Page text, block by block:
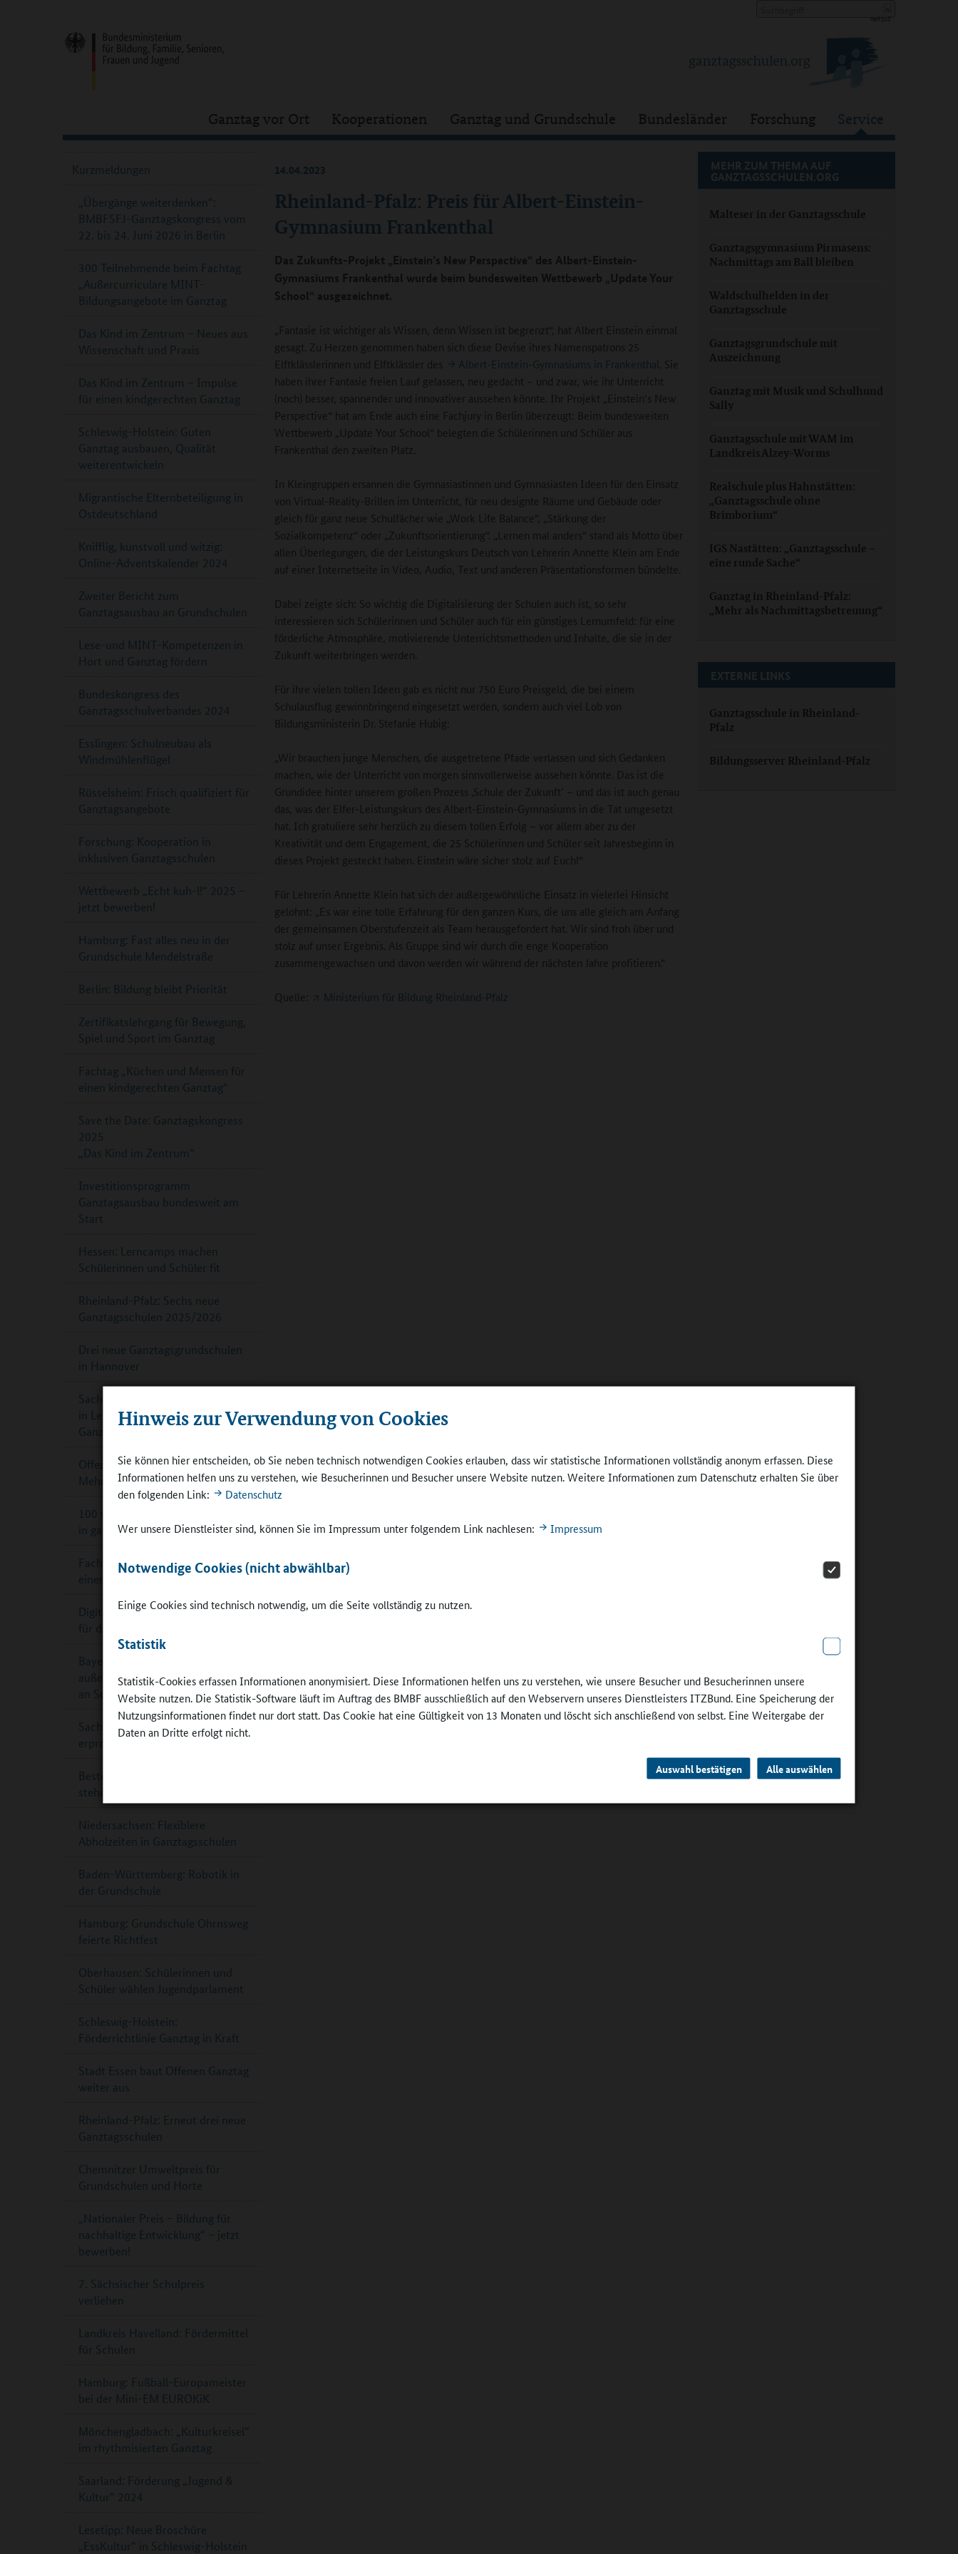
Hinweis zur Verwendung von Cookies
Sie können hier entscheiden, ob Sie neben technisch notwendigen Cookies erlauben, dass wir statistische Informationen vollständig anonym erfassen. Diese
Informationen helfen uns zu verstehen, wie Besucherinnen und Besucher unsere Website nutzen. Weitere Informationen zum Datenschutz erhalten Sie über
den folgenden Link:
Datenschutz
Wer unsere Dienstleister sind, können Sie im Impressum unter folgendem Link nachlesen: Impressum
Notwendige Cookies (nicht abwählbar)
Einige Cookies sind technisch notwendig, um die Seite vollständig zu nutzen.
Statistik
Statistik-Cookies erfassen Informationen anonymisiert. Diese Informationen helfen uns zu verstehen, wie unsere Besucher und Besucherinnen unsere
Website nutzen. Die Statistik-Software läuft im Auftrag des BMBF ausschließlich auf den Webservern unseres Dienstleisters ITZBund. Eine Speicherung der
Nutzungsinformationen findet nur dort statt. Das Cookie hat eine Gültigkeit von 13 Monaten und löscht sich anschließend von selbst. Eine Weitergabe der
Daten an Dritte erfolgt nicht.
Auswahl bestätigen Alle auswählen
Ganztag vor Ort Kooperationen Ganztag und Grundschule Bundesländer Forschung Service
Rheinland-Pfalz: Preis für Albert-Einstein-
Gymnasium Frankenthal
14.04.2023
Das Zukunfts-Projekt „Einstein’s New Perspective“ des Albert-Einstein-
Gymnasiums Frankenthal wurde beim bundesweiten Wettbewerb „Update Your
School“ ausgezeichnet.
„Fantasie ist wichtiger als Wissen, denn Wissen ist begrenzt“, hat Albert Einstein einmal
gesagt. Zu Herzen genommen haben sich diese Devise ihres Namenspatrons 25
Elftklässlerinnen und Elftklässler des
Albert-Einstein-Gymnasiums in Frankenthal
. Sie
haben ihrer Fantasie freien Lauf gelassen, neu gedacht – und zwar, wie ihr Unterricht
(noch) besser, spannender und innovativer aussehen könnte. Ihr Projekt „Einstein’s New
Perspective“ hat am Ende auch eine Fachjury in Berlin überzeugt: Beim bundesweiten
Wettbewerb „Update Your School“ belegten die Schülerinnen und Schüler aus
Frankenthal den zweiten Platz.
In Kleingruppen ersannen die Gymnasiastinnen und Gymnasiasten Ideen für den Einsatz
von Virtual-Reality-Brillen im Unterricht, für neu designte Räume und Gebäude oder
gleich für ganz neue Schulfächer wie „Work Life Balance“, „Stärkung der
Sozialkompetenz“ oder „Zukunftsorientierung“. „Lernen mal anders“ stand als Motto über
allen Überlegungen, die der Leistungskurs Deutsch von Lehrerin Annette Klein am Ende
auf einer Internetseite in Video, Audio, Text und anderen Präsentationsformen bündelte.
Dabei zeigte sich: So wichtig die Digitalisierung der Schulen auch ist, so sehr
interessieren sich Schülerinnen und Schüler auch für ein günstiges Lernumfeld: für eine
förderliche Atmosphäre, motivierende Unterrichtsmethoden und Inhalte, die sie in der
Zukunft weiterbringen werden.
Für ihre vielen tollen Ideen gab es nicht nur 750 Euro Preisgeld, die bei einem
Schulausflug gewinnbringend eingesetzt werden, sondern auch viel Lob von
Bildungsministerin Dr. Stefanie Hubig:
„Wir brauchen junge Menschen, die ausgetretene Pfade verlassen und sich Gedanken
machen, wie der Unterricht von morgen sinnvollerweise aussehen könnte. Das ist die
Grundidee hinter unserem großen Prozess ‚Schule der Zukunft’ – und das ist auch genau
das, was der Elfer-Leistungskurs des Albert-Einstein-Gymnasiums in die Tat umgesetzt
hat. Ich gratuliere sehr herzlich zu diesem tollen Erfolg – vor allem aber zu der
Kreativität und dem Engagement, die 25 Schülerinnen und Schüler seit Jahresbeginn in
dieses Projekt gesteckt haben. Einstein wäre sicher stolz auf Euch!“
Für Lehrerin Annette Klein hat sich der außergewöhnliche Einsatz in vielerlei Hinsicht
gelohnt: „Es war eine tolle Erfahrung für den ganzen Kurs, die uns alle gleich am Anfang
der gemeinsamen Oberstufenzeit als Team herausgefordert hat. Wir sind froh über und
stolz auf unser Ergebnis. Als Gruppe sind wir durch die enge Kooperation
zusammengewachsen und davon werden wir während der nächsten Jahre profitieren.“
Quelle: Ministerium für Bildung Rheinland-Pfalz
MEHR ZUM THEMA AUF
GANZTAGSSCHULEN.ORG
Malteser in der Ganztagsschule
Ganztagsgymnasium Pirmasens:
Nachmittags am Ball bleiben
Waldschulhelden in der
Ganztagsschule
Ganztagsgrundschule mit
Auszeichnung
Ganztag mit Musik und Schulhund
Sally
Ganztagsschule mit WAM im
Landkreis Alzey-Worms
Realschule plus Hahnstätten:
„Ganztagsschule ohne
Brimborium“
IGS Nastätten: „Ganztagsschule –
eine runde Sache“
Ganztag in Rheinland-Pfalz:
„Mehr als Nachmittagsbetreuung“
EXTERNE LINKS
Ganztagsschule in Rheinland-
Pfalz
Bildungsserver Rheinland-Pfalz
Kurzmeldungen
„Übergänge weiterdenken“:
BMBFSFJ-Ganztagskongress vom
22. bis 24. Juni 2026 in Berlin
300 Teilnehmende beim Fachtag
„Außercurriculare MINT-
Bildungsangebote im Ganztag
Das Kind im Zentrum – Neues aus
Wissenschaft und Praxis
Das Kind im Zentrum – Impulse
für einen kindgerechten Ganztag
Schleswig-Holstein: Guten
Ganztag ausbauen, Qualität
weiterentwickeln
Migrantische Elternbeteiligung in
Ostdeutschland
Knifflig, kunstvoll und witzig:
Online-Adventskalender 2024
Zweiter Bericht zum
Ganztagsausbau an Grundschulen
Lese-und MINT-Kompetenzen in
Hort und Ganztag fördern
Bundeskongress des
Ganztagsschulverbandes 2024
Esslingen: Schulneubau als
Windmühlenflügel
Rüsselsheim: Frisch qualifiziert für
Ganztagsangebote
Forschung: Kooperation in
inklusiven Ganztagsschulen
Wettbewerb „Echt kuh-l!“ 2025 –
jetzt bewerben!
Hamburg: Fast alles neu in der
Grundschule Mendelstraße
Berlin: Bildung bleibt Priorität
Zertifikatslehrgang für Bewegung,
Spiel und Sport im Ganztag
Fachtag „Küchen und Mensen für
einen kindgerechten Ganztag“
Save the Date: Ganztagskongress
2025
„Das Kind im Zentrum“
Investitionsprogramm
Ganztagsausbau bundesweit am
Start
Hessen: Lerncamps machen
Schülerinnen und Schüler fit
Rheinland-Pfalz: Sechs neue
Ganztagsschulen 2025/2026
Drei neue Ganztagsgrundschulen
in Hannover
Sachsen-Anhalt: Sekundarschule
in Leuna ist offiziell
Ganztagsschule
Offene Ganztagsschule in NRW:
Mehr Geld für mehr Plätze
100 weitere Sport-Grundschulen
in ganz Bayern
Fachtag „Küchen und Mensen für
einen kindgerechten Ganztag“
Digitaler Leitfaden Küchenplanung
für die Schulverpflegung
Bayern: Staatspreis für
außergewöhnliche Theaterarbeit
an Schulen
Sachsen-Anhalt: Ganztagsschule
erprobt Katastrophenschutz
Beste Schülerzeitungen 2024
stehen fest
Niedersachsen: Flexiblere
Abholzeiten in Ganztagsschulen
Baden-Württemberg: Robotik in
der Grundschule
Hamburg: Grundschule Ohrnsweg
feierte Richtfest
Oberhausen: Schülerinnen und
Schüler wählen Jugendparlament
Schleswig-Holstein:
Förderrichtlinie Ganztag in Kraft
Stadt Essen baut Offenen Ganztag
weiter aus
Rheinland-Pfalz: Erneut drei neue
Ganztagsschulen
Chemnitzer Umweltpreis für
Grundschulen und Horte
„Nationaler Preis – Bildung für
nachhaltige Entwicklung“ – jetzt
bewerben!
7. Sächsischer Schulpreis
verliehen
Landkreis Havelland: Fördermittel
für Schulen
Hamburg: Fußball-Europameister
bei der Mini-EM EUROKiK
Mönchengladbach: „Kulturkreisel“
im rhythmisierten Ganztag
Saarland: Förderung „Jugend &
Kultur“ 2024
Lesetipp: Neue Broschüre
„EssKultur“ in Schleswig-Holstein